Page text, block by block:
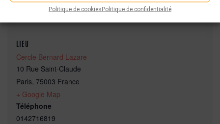
Politique de cookiesPolitique de confidentialité
LIEU
Cercle Bernard Lazare
10 Rue Saint-Claude
Paris, 75003 France
+ Google Map
Téléphone
0142716819